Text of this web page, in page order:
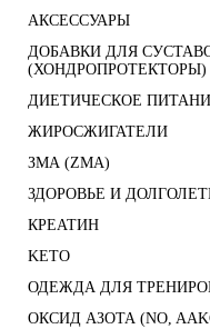
АКСЕССУАРЫ
ДОБАВКИ ДЛЯ
(ХОНДРОПРОТЕКТОРЫ)
ДИЕТИЧЕСКОЕ
ЖИРОСЖИГАТЕЛИ
ЗМА (ZMA)
ЗДОРОВЬЕ И
КРЕАТИН
KETO
ОДЕЖДА ДЛЯ
ОКСИД АЗОТА (NO,